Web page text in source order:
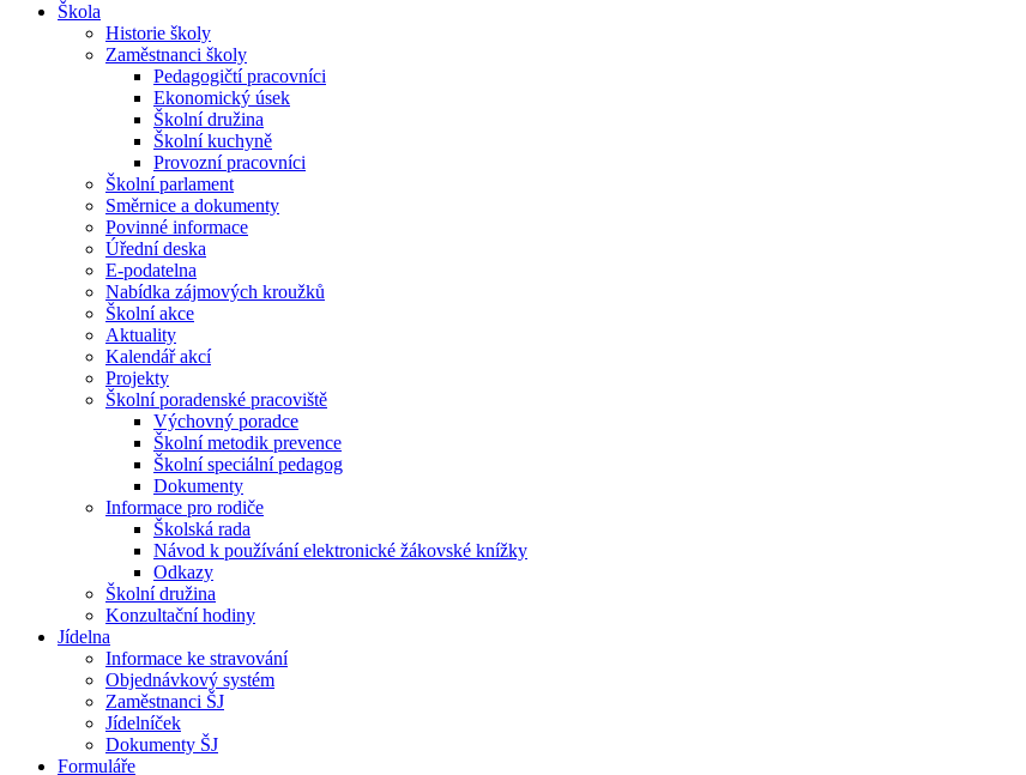
Škola
Historie školy
Zaměstnanci školy
Pedagogičtí pracovníci
Ekonomický úsek
Školní družina
Školní kuchyně
Provozní pracovníci
Školní parlament
Směrnice a dokumenty
Povinné informace
Úřední deska
E-podatelna
Nabídka zájmových kroužků
Školní akce
Aktuality
Kalendář akcí
Projekty
Školní poradenské pracoviště
Výchovný poradce
Školní metodik prevence
Školní speciální pedagog
Dokumenty
Informace pro rodiče
Školská rada
Návod k používání elektronické žákovské knížky
Odkazy
Školní družina
Konzultační hodiny
Jídelna
Informace ke stravování
Objednávkový systém
Zaměstnanci ŠJ
Jídelníček
Dokumenty ŠJ
Formuláře